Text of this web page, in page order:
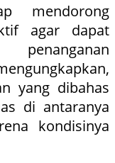
mendorong
agar dapat
yang dibahas
di antaranya
kondisinya